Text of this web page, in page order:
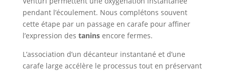
pendant l’écoulement. Nous complétons souvent
cette étape par un passage en carafe pour affiner
l’expression des taninsencore fermes.
L’association d’un décanteur instantané et d’une
carafe large accélère le processus tout en préservant